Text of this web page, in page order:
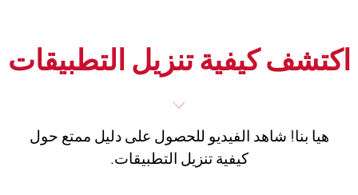
اكتشف كيفية تنزيل التطبيقات
هيا بنا! شاهد الفيديو للحصول على دليل ممتع حول
كيفية تنزيل التطبيقات.